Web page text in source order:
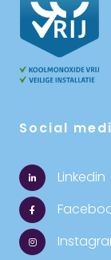
Social
Linkedin